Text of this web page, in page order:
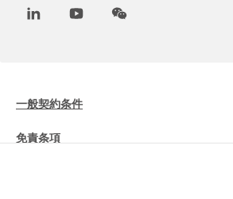
LinkedInYoutubeWeChat
一般契約条件
免責条項